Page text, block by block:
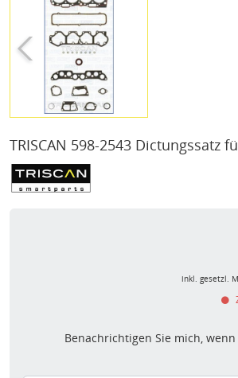
TRISCAN 598-2543 Dictungssatz
inkl. gesetzl.
Benachrichtigen Sie mich,